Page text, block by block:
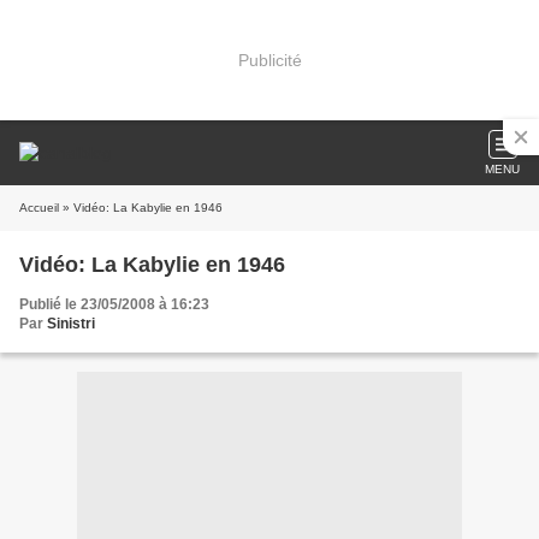
Publicité
MENU
Accueil » Vidéo: La Kabylie en 1946
Vidéo: La Kabylie en 1946
Publié le 23/05/2008 à 16:23
Par Sinistri